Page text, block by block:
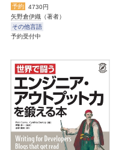
予約
4730円
矢野倉伊織 （著者）
その他言語
予約受付中